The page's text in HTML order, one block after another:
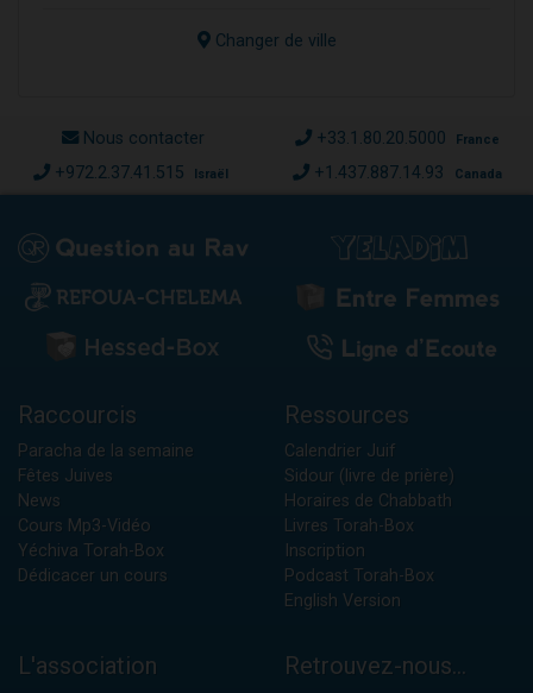
Changer de ville
Nous contacter +33.1.80.20.5000 France
+972.2.37.41.515 Israël +1.437.887.14.93 Canada
Raccourcis
Paracha de la semaine
Fêtes Juives
News
Cours Mp3-Vidéo
Yéchiva Torah-Box
Dédicacer un cours
Ressources
Calendrier Juif
Sidour (livre de prière)
Horaires de Chabbath
Livres Torah-Box
Inscription
Podcast Torah-Box
English Version
L'association Retrouvez-nous...